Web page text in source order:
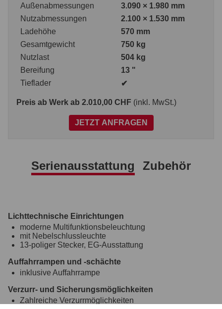
Außenabmessungen
3.090 × 1.980 mm
Nutzabmessungen
2.100 × 1.530 mm
Ladehöhe
570 mm
Gesamtgewicht
750 kg
Nutzlast
504 kg
Bereifung
13 "
Tieflader
✔
Preis ab Werk ab 2.010,00 CHF (inkl. MwSt.)
JETZT ANFRAGEN
Serienausstattung Zubehör
Lichttechnische Einrichtungen
moderne Multifunktionsbeleuchtung
mit Nebelschlussleuchte
13-poliger Stecker, EG-Ausstattung
Auffahrrampen und -schächte
inklusive Auffahrrampe
Verzurr- und Sicherungsmöglichkeiten
Zahlreiche Verzurrmöglichkeiten